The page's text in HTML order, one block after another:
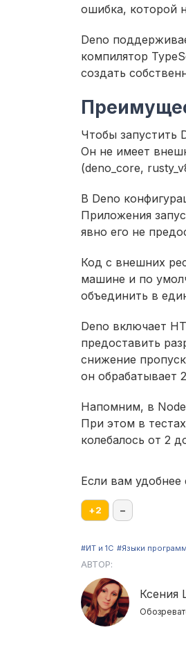
ошибка, которой
Deno
компилятор
создать
Чтобы запустить
Он не имеет
(deno_core,
В Deno
Приложения
явно его не
Код с внешних
машине и по
объединить в
Deno включает
предоставить
снижение
он обрабатывает
Напомним, в
При этом в
колебалось от 2
Если вам удобнее
+2 –
#ИТ и 1С #Языки
АВТОР:
Ксения